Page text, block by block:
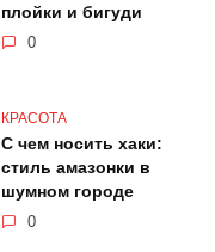
плойки и бигуди
0
КРАСОТА
С чем носить хаки:
стиль амазонки в
шумном городе
0